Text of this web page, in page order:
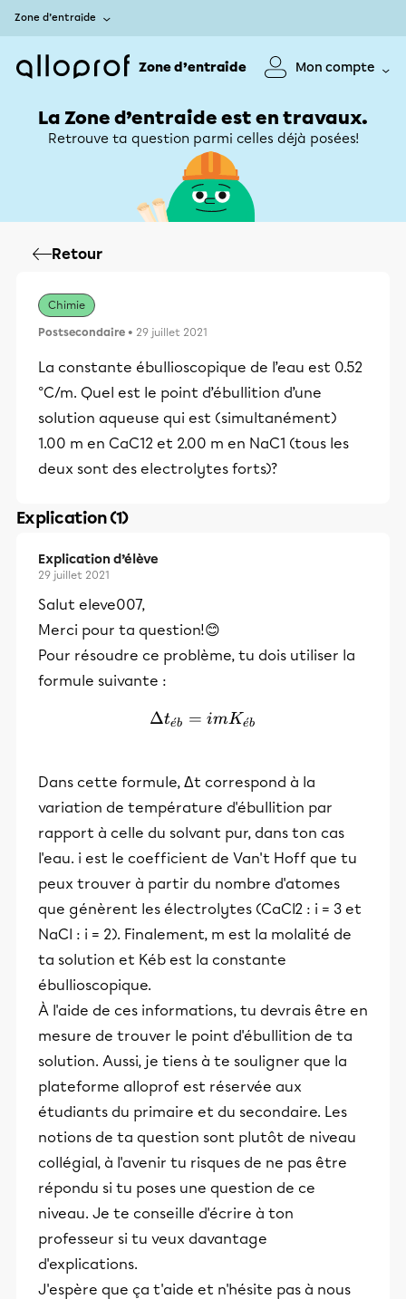
Zone d’entraide
Zone d’entraide Mon compte
La Zone d’entraide est en travaux.
Retrouve ta question parmi celles déjà posées!
Retour
Chimie
Postsecondaire • 29 juillet 2021
La constante ébullioscopique de l’eau est 0.52
°C/m. Quel est le point d’ébullition d’une
solution aqueuse qui est (simultanément)
1.00 m en CaC12 et 2.00 m en NaC1 (tous les
deux sont des electrolytes forts)?
Explication (1)
Explication d’élève
29 juillet 2021
Salut eleve007,
Merci pour ta question!😊
Pour résoudre ce problème, tu dois utiliser la
formule suivante :
\Delta t_{éb}=imK_{éb}
Δte
ˊb = imKe
ˊb
Dans cette formule, Δt correspond à la
variation de température d'ébullition par
rapport à celle du solvant pur, dans ton cas
l'eau. i est le coefficient de Van't Hoff que tu
peux trouver à partir du nombre d'atomes
que génèrent les électrolytes (CaCl2 : i = 3 et
NaCl : i = 2). Finalement, m est la molalité de
ta solution et Kéb est la constante
ébullioscopique.
À l'aide de ces informations, tu devrais être en
mesure de trouver le point d'ébullition de ta
solution. Aussi, je tiens à te souligner que la
plateforme alloprof est réservée aux
étudiants du primaire et du secondaire. Les
notions de ta question sont plutôt de niveau
collégial, à l'avenir tu risques de ne pas être
répondu si tu poses une question de ce
niveau. Je te conseille d'écrire à ton
professeur si tu veux davantage
d'explications.
J'espère que ça t'aide et n'hésite pas à nous